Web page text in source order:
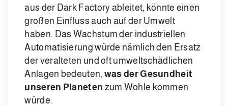
aus der Dark Factory ableitet, könnte einen
großen Einfluss auch auf der Umwelt
haben. Das Wachstum der industriellen
Automatisierung würde nämlich den Ersatz
der veralteten und oft umweltschädlichen
Anlagen bedeuten, was der Gesundheit
unseren Planeten zum Wohle kommen
würde.